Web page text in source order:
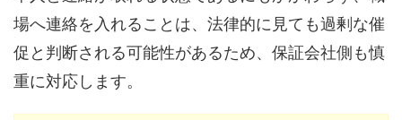
場へ連絡を入れることは、法律的に見ても過剰な催
促と判断される可能性があるため、保証会社側も慎
重に対応します。